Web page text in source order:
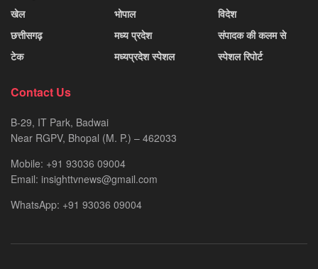
खेल
छत्तीसगढ़
टेक
भोपाल
मध्य प्रदेश
मध्यप्रदेश स्पेशल
विदेश
संपादक की कलम से
स्पेशल रिपोर्ट
Contact Us
B-29, IT Park, Badwai
Near RGPV, Bhopal (M. P.) – 462033
Mobile: +91 93036 09004
Email: insighttvnews@gmail.com
WhatsApp: +91 93036 09004